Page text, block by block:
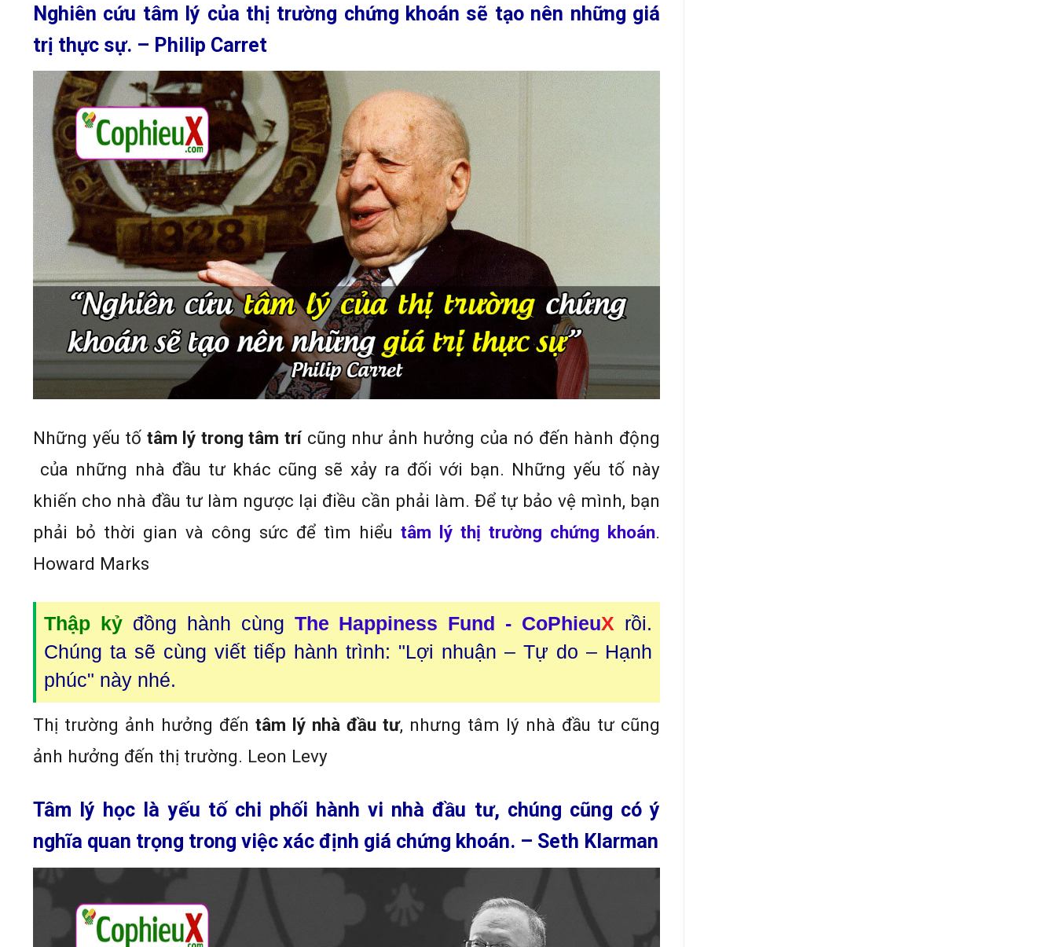
Nghiên cứu tâm lý của thị trường chứng khoán sẽ tạo nên những giá
trị thực sự. – Philip Carret
Những yếu tố tâm lý trong tâm trícũng như ảnh hưởng của nó đến hành động
của những nhà đầu tư khác cũng sẽ xảy ra đối với bạn. Những yếu tố này
khiến cho nhà đầu tư làm ngược lại điều cần phải làm. Để tự bảo vệ mình, bạn
phải bỏ thời gian và công sức để tìm hiểu tâm lý thị trường chứng khoán.
Howard Marks
Thập kỷ đồng hành cùng The Happiness Fund - CoPhieuX rồi.
Chúng ta sẽ cùng viết tiếp hành trình: "Lợi nhuận – Tự do – Hạnh
phúc" này nhé.
Thị trường ảnh hưởng đến tâm lý nhà đầu tư, nhưng tâm lý nhà đầu tư cũng
ảnh hưởng đến thị trường. Leon Levy
Tâm lý học là yếu tố chi phối hành vi nhà đầu tư, chúng cũng có ý
nghĩa quan trọng trong việc xác định giá chứng khoán. – Seth Klarman